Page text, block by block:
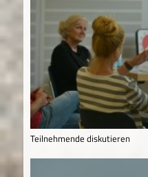
Teilnehmende diskutieren